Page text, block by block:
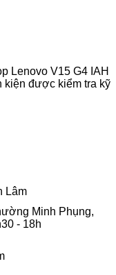
Lenovo V15 G4 IAH
kiện được kiểm tra kỹ
Lâm
Minh Phụng,
- 18h